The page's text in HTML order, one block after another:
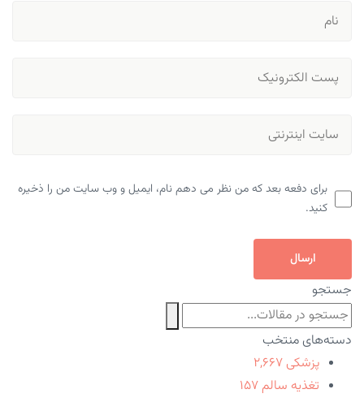
برای دفعه بعد که من نظر می دهم نام، ایمیل و وب سایت من را ذخیره
کنید.
ارسال
جستجو
دسته‌های منتخب
پزشکی ۲,۶۶۷
تغذیه سالم ۱۵۷